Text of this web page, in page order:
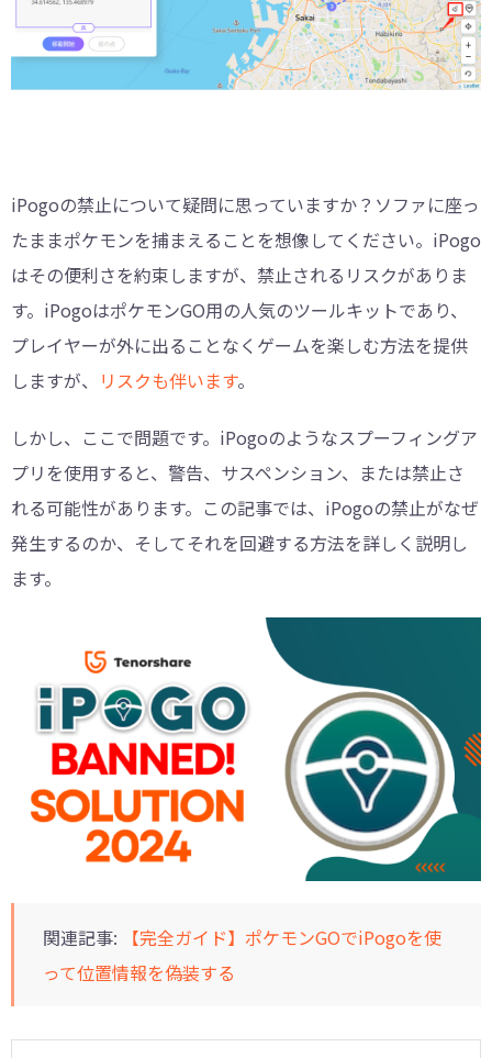
iPogoの禁止について疑問に思っていますか？ソファに座っ
たままポケモンを捕まえることを想像してください。iPogo
はその便利さを約束しますが、禁止されるリスクがありま
す。iPogoはポケモンGO用の人気のツールキットであり、
プレイヤーが外に出ることなくゲームを楽しむ方法を提供
しますが、 リスクも伴います。
しかし、ここで問題です。iPogoのようなスプーフィングア
プリを使用すると、警告、サスペンション、または禁止さ
れる可能性があります。この記事では、iPogoの禁止がなぜ
発生するのか、そしてそれを回避する方法を詳しく説明し
ます。
関連記事:
【完全ガイド】ポケモンGOでiPogoを使
って位置情報を偽装する